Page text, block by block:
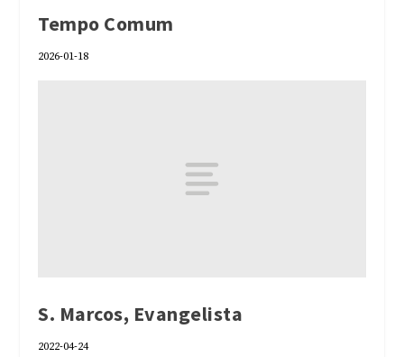
Tempo Comum
2026-01-18
S. Marcos, Evangelista
2022-04-24